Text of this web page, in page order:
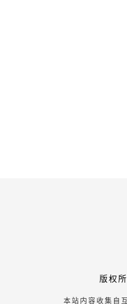
版权
本站内容收集自